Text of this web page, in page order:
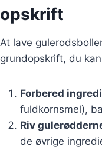
opskrift
At lave
grundopskrift, du
Forbered
fuldkornsmel),
Riv
de øvrige